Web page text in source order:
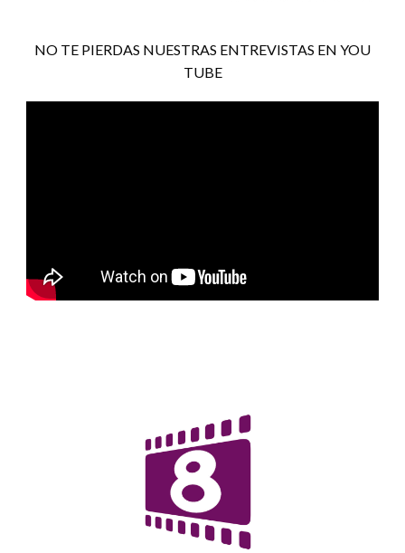
NO TE PIERDAS NUESTRAS ENTREVISTAS EN YOU
TUBE